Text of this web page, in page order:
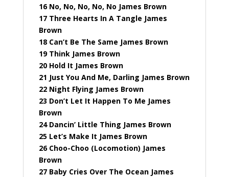
16 No, No, No, No, No James Brown
17 Three Hearts In A Tangle James
Brown
18 Can’t Be The Same James Brown
19 Think James Brown
20 Hold It James Brown
21 Just You And Me, Darling James Brown
22 Night Flying James Brown
23 Don’t Let It Happen To Me James
Brown
24 Dancin’ Little Thing James Brown
25 Let’s Make It James Brown
26 Choo-Choo (Locomotion) James
Brown
27 Baby Cries Over The Ocean James